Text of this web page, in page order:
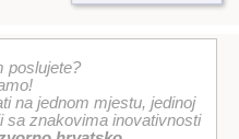
poslujete?
na jednom mjestu, jedinoj
sa znakovima inovativnosti